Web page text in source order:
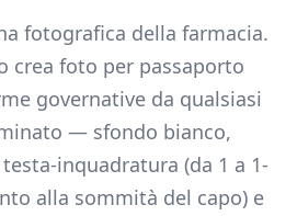
fotografica della farmacia.
crea foto per passaporto
governative da qualsiasi
— sfondo bianco,
inquadratura (da 1 a 1-
alla sommità del capo) e